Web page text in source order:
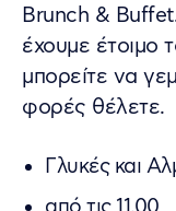
Brunch &
έχουμε έτοιμο
μπορείτε να
φορές θέλετε.
Γλυκές και